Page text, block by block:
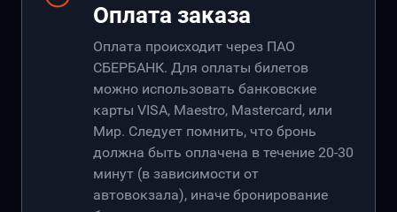
Оплата заказа
Оплата происходит через ПАО
СБЕРБАНК. Для оплаты билетов
можно использовать банковские
карты VISA, Maestro, Mastercard, или
Мир. Следует помнить, что бронь
должна быть оплачена в течение 20-30
минут (в зависимости от
автовокзала), иначе бронирование